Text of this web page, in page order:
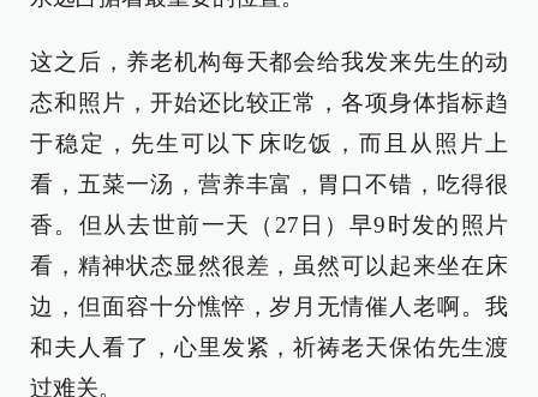
这之后，养老机构每天都会给我发来先生的动
态和照片，开始还比较正常，各项身体指标趋
于稳定，先生可以下床吃饭，而且从照片上
看，五菜一汤，营养丰富，胃口不错，吃得很
香。但从去世前一天（27日）早9时发的照片
看，精神状态显然很差，虽然可以起来坐在床
边，但面容十分憔悴，岁月无情催人老啊。我
和夫人看了，心里发紧，祈祷老天保佑先生渡
过难关。